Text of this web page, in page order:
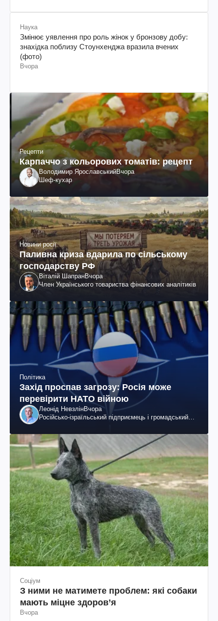
Наука
Змінює уявлення про роль жінок у бронзову добу:
знахідка поблизу Стоунхенджа вразила вчених
(фото)
Вчора
Рецепти
Карпаччо з кольорових томатів: рецепт
Володимир ЯрославськийВчора
Шеф-кухар
Новини росії
Паливна криза вдарила по сільському
господарству РФ
Віталій ШапранВчора
Член Українського товариства фінансових аналітиків
Політика
Захід проспав загрозу: Росія може
перевірити НАТО війною
Леонід НевзлінВчора
Російсько-ізраїльський підприємець і громадський
Соціум
З ними не матимете проблем: які собаки
мають міцне здоров’я
Вчора